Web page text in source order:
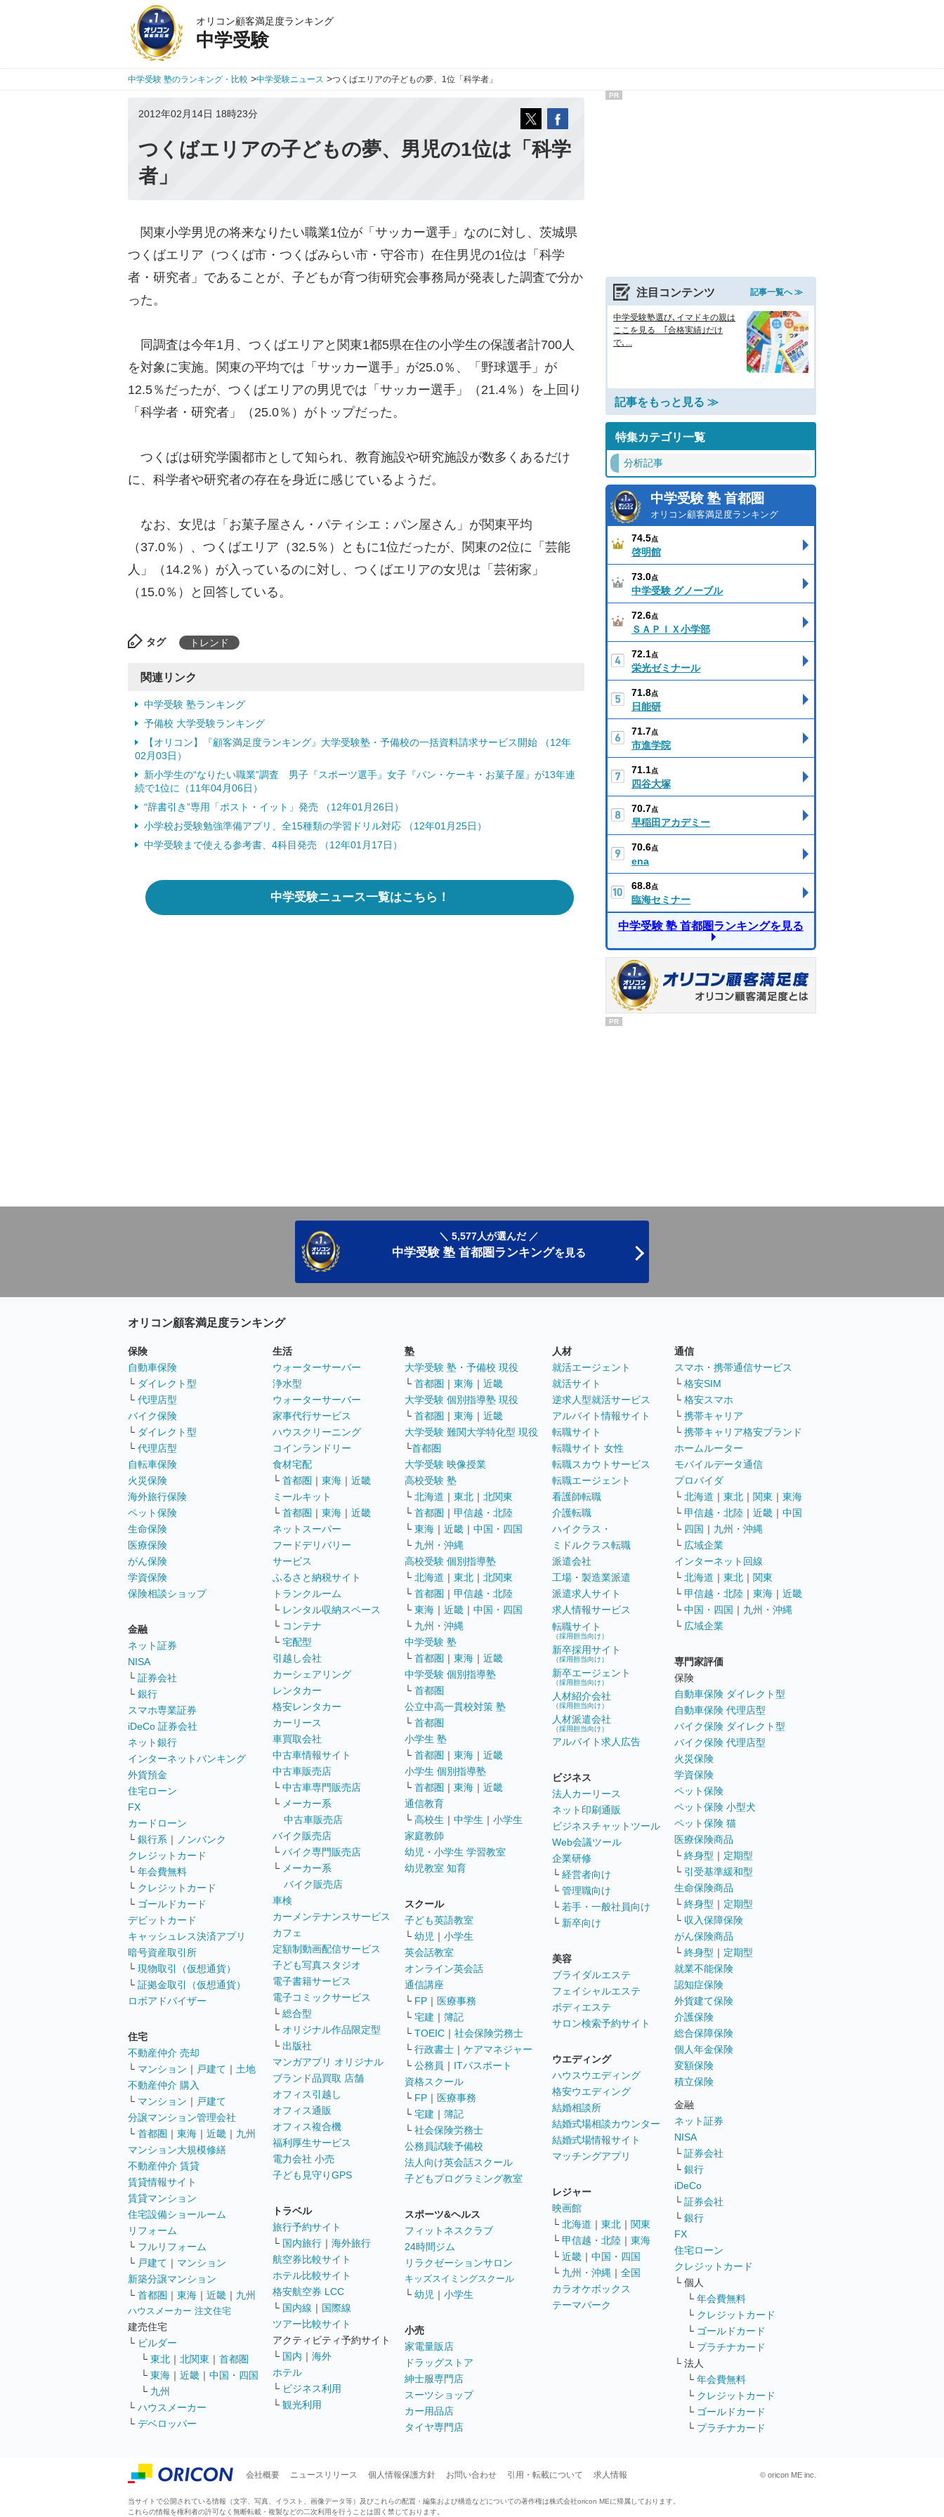
オリコン顧客満足度ランキング
中学受験
中学受験 塾のランキング・比較 >中学受験ニュース >つくばエリアの子どもの夢、1位「科学者」
2012年02月14日 18時23分
つくばエリアの子どもの夢、男児の1位は「科学
者」
関東小学男児の将来なりたい職業1位が「サッカー選手」なのに対し、茨城県
つくばエリア（つくば市・つくばみらい市・守谷市）在住男児の1位は「科学
者・研究者」であることが、子どもが育つ街研究会事務局が発表した調査で分か
った。
同調査は今年1月、つくばエリアと関東1都5県在住の小学生の保護者計700人
を対象に実施。関東の平均では「サッカー選手」が25.0％、「野球選手」が
12.5％だったが、つくばエリアの男児では「サッカー選手」（21.4％）を上回り
「科学者・研究者」（25.0％）がトップだった。
つくばは研究学園都市として知られ、教育施設や研究施設が数多くあるだけ
に、科学者や研究者の存在を身近に感じているようだ。
なお、女児は「お菓子屋さん・パティシエ：パン屋さん」が関東平均
（37.0％）、つくばエリア（32.5％）ともに1位だったが、関東の2位に「芸能
人」（14.2％）が入っているのに対し、つくばエリアの女児は「芸術家」
（15.0％）と回答している。
タグ トレンド
関連リンク
中学受験 塾ランキング
予備校 大学受験ランキング
【オリコン】『顧客満足度ランキング』大学受験塾・予備校の一括資料請求サービス開始 （12年
02月03日）
新小学生の“なりたい職業”調査 男子『スポーツ選手』女子『パン・ケーキ・お菓子屋』が13年連
続で1位に（11年04月06日）
“辞書引き”専用「ポスト・イット」発売 （12年01月26日）
小学校お受験勉強準備アプリ、全15種類の学習ドリル対応 （12年01月25日）
中学受験まで使える参考書、4科目発売 （12年01月17日）
中学受験ニュース一覧はこちら！
PR
注目コンテンツ 記事一覧へ ≫
中学受験塾選び､イマドキの親は
ここを見る ｢合格実績｣だけ
で､...
記事をもっと見る ≫
特集カテゴリ一覧
分析記事
中学受験 塾 首都圏
オリコン顧客満足度ランキング
74.5点
啓明館
73.0点
中学受験 グノーブル
72.6点
ＳＡＰＩＸ小学部
72.1点
栄光ゼミナール
71.8点
日能研
71.7点
市進学院
71.1点
四谷大塚
70.7点
早稲田アカデミー
70.6点
ena
68.8点
臨海セミナー
中学受験 塾 首都圏ランキングを見る
PR
＼ 5,577人が選んだ ／
中学受験 塾 首都圏ランキングを見る
オリコン顧客満足度ランキング
保険
自動車保険
└ ダイレクト型
└ 代理店型
バイク保険
└ ダイレクト型
└ 代理店型
自転車保険
火災保険
海外旅行保険
ペット保険
生命保険
医療保険
がん保険
学資保険
保険相談ショップ
金融
ネット証券
NISA
└ 証券会社
└ 銀行
スマホ専業証券
iDeCo 証券会社
ネット銀行
インターネットバンキング
外貨預金
住宅ローン
FX
カードローン
└ 銀行系 ｜
ノンバンク
クレジットカード
└ 年会費無料
└ クレジットカード
└ ゴールドカード
デビットカード
キャッシュレス決済アプリ
暗号資産取引所
└ 現物取引（仮想通貨）
└ 証拠金取引（仮想通貨）
ロボアドバイザー
住宅
不動産仲介 売却
└ マンション ｜ 戸建て ｜ 土地
不動産仲介 購入
└ マンション ｜ 戸建て
分譲マンション管理会社
└ 首都圏 ｜ 東海 ｜ 近畿 ｜ 九州
マンション大規模修繕
不動産仲介 賃貸
賃貸情報サイト
賃貸マンション
住宅設備ショールーム
リフォーム
└ フルリフォーム
└ 戸建て ｜ マンション
新築分譲マンション
└ 首都圏 ｜ 東海 ｜ 近畿 ｜ 九州
ハウスメーカー 注文住宅
建売住宅
└ ビルダー
└ 東北 ｜ 北関東 ｜ 首都圏
└ 東海 ｜ 近畿 ｜ 中国・四国
└ 九州
└ ハウスメーカー
└ デベロッパー
生活
ウォーターサーバー
浄水型
ウォーターサーバー
家事代行サービス
ハウスクリーニング
コインランドリー
食材宅配
└ 首都圏 ｜ 東海 ｜ 近畿
ミールキット
└ 首都圏 ｜ 東海 ｜ 近畿
ネットスーパー
フードデリバリー
サービス
ふるさと納税サイト
トランクルーム
└ レンタル収納スペース
└ コンテナ
└ 宅配型
引越し会社
カーシェアリング
レンタカー
格安レンタカー
カーリース
車買取会社
中古車情報サイト
中古車販売店
└ 中古車専門販売店
└ メーカー系
中古車販売店
バイク販売店
└ バイク専門販売店
└ メーカー系
バイク販売店
車検
カーメンテナンスサービス
カフェ
定額制動画配信サービス
子ども写真スタジオ
電子書籍サービス
電子コミックサービス
└ 総合型
└ オリジナル作品限定型
└ 出版社
マンガアプリ オリジナル
ブランド品買取 店舗
オフィス引越し
オフィス通販
オフィス複合機
福利厚生サービス
電力会社 小売
子ども見守りGPS
トラベル
旅行予約サイト
└ 国内旅行 ｜ 海外旅行
航空券比較サイト
ホテル比較サイト
格安航空券 LCC
└ 国内線 ｜ 国際線
ツアー比較サイト
アクティビティ予約サイト
└ 国内 ｜ 海外
ホテル
└ ビジネス利用
└ 観光利用
塾
大学受験 塾・予備校 現役
└ 首都圏 ｜ 東海 ｜ 近畿
大学受験 個別指導塾 現役
└ 首都圏 ｜ 東海 ｜ 近畿
大学受験 難関大学特化型 現役
└首都圏
大学受験 映像授業
高校受験 塾
└ 北海道 ｜ 東北 ｜ 北関東
└ 首都圏 ｜ 甲信越・北陸
└ 東海 ｜ 近畿 ｜ 中国・四国
└ 九州・沖縄
高校受験 個別指導塾
└ 北海道 ｜ 東北 ｜ 北関東
└ 首都圏 ｜ 甲信越・北陸
└ 東海 ｜ 近畿 ｜ 中国・四国
└ 九州・沖縄
中学受験 塾
└ 首都圏 ｜ 東海 ｜ 近畿
中学受験 個別指導塾
└ 首都圏
公立中高一貫校対策 塾
└ 首都圏
小学生 塾
└ 首都圏 ｜ 東海 ｜ 近畿
小学生 個別指導塾
└ 首都圏 ｜ 東海 ｜ 近畿
通信教育
└ 高校生 ｜ 中学生 ｜ 小学生
家庭教師
幼児・小学生 学習教室
幼児教室 知育
スクール
子ども英語教室
└ 幼児 ｜ 小学生
英会話教室
オンライン英会話
通信講座
└ FP ｜ 医療事務
└ 宅建 ｜ 簿記
└ TOEIC ｜ 社会保険労務士
└ 行政書士 ｜ ケアマネジャー
└ 公務員 ｜ ITパスポート
資格スクール
└ FP ｜ 医療事務
└ 宅建 ｜ 簿記
└ 社会保険労務士
公務員試験予備校
法人向け英会話スクール
子どもプログラミング教室
スポーツ&ヘルス
フィットネスクラブ
24時間ジム
リラクゼーションサロン
キッズスイミングスクール
└ 幼児 ｜ 小学生
小売
家電量販店
ドラッグストア
紳士服専門店
スーツショップ
カー用品店
タイヤ専門店
人材
就活エージェント
就活サイト
逆求人型就活サービス
アルバイト情報サイト
転職サイト
転職サイト 女性
転職スカウトサービス
転職エージェント
看護師転職
介護転職
ハイクラス・
ミドルクラス転職
派遣会社
工場・製造業派遣
派遣求人サイト
求人情報サービス
転職サイト
（採用担当向け）
新卒採用サイト
（採用担当向け）
新卒エージェント
（採用担当向け）
人材紹介会社
（採用担当向け）
人材派遣会社
（採用担当向け）
アルバイト求人広告
ビジネス
法人カーリース
ネット印刷通販
ビジネスチャットツール
Web会議ツール
企業研修
└ 経営者向け
└ 管理職向け
└ 若手・一般社員向け
└ 新卒向け
美容
ブライダルエステ
フェイシャルエステ
ボディエステ
サロン検索予約サイト
ウエディング
ハウスウエディング
格安ウエディング
結婚相談所
結婚式場相談カウンター
結婚式場情報サイト
マッチングアプリ
レジャー
映画館
└ 北海道 ｜ 東北 ｜ 関東
└ 甲信越・北陸 ｜ 東海
└ 近畿 ｜ 中国・四国
└ 九州・沖縄 ｜ 全国
カラオケボックス
テーマパーク
通信
スマホ・携帯通信サービス
└ 格安SIM
└ 格安スマホ
└ 携帯キャリア
└ 携帯キャリア格安ブランド
ホームルーター
モバイルデータ通信
プロバイダ
└ 北海道 ｜ 東北 ｜ 関東 ｜ 東海
└ 甲信越・北陸 ｜ 近畿 ｜ 中国
└ 四国 ｜ 九州・沖縄
└ 広域企業
インターネット回線
└ 北海道 ｜ 東北 ｜ 関東
└ 甲信越・北陸 ｜ 東海 ｜ 近畿
└ 中国・四国 ｜ 九州・沖縄
└ 広域企業
専門家評価
保険
自動車保険 ダイレクト型
自動車保険 代理店型
バイク保険 ダイレクト型
バイク保険 代理店型
火災保険
学資保険
ペット保険
ペット保険 小型犬
ペット保険 猫
医療保険商品
└ 終身型 ｜ 定期型
└ 引受基準緩和型
生命保険商品
└ 終身型 ｜ 定期型
└ 収入保障保険
がん保険商品
└ 終身型 ｜ 定期型
就業不能保険
認知症保険
外貨建て保険
介護保険
総合保障保険
個人年金保険
変額保険
積立保険
金融
ネット証券
NISA
└ 証券会社
└ 銀行
iDeCo
└ 証券会社
└ 銀行
FX
住宅ローン
クレジットカード
└ 個人
└ 年会費無料
└ クレジットカード
└ ゴールドカード
└ プラチナカード
└ 法人
└ 年会費無料
└ クレジットカード
└ ゴールドカード
└ プラチナカード
会社概要 ニュースリリース 個人情報保護方針 お問い合わせ 引用・転載について 求人情報 © oricon ME inc.
当サイトで公開されている情報（文字、写真、イラスト、画像データ等）及びこれらの配置・編集および構造などについての著作権は株式会社oricon MEに帰属しております。
これらの情報を権利者の許可なく無断転載・複製などの二次利用を行うことは固く禁じております。